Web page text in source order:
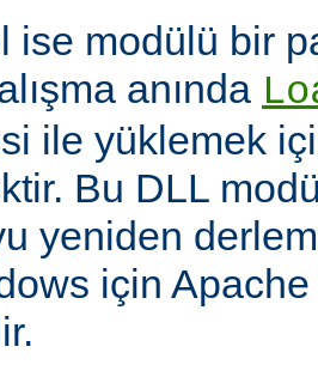
ise modülü bir
anında
ile yüklemek
Bu DLL
yeniden
için